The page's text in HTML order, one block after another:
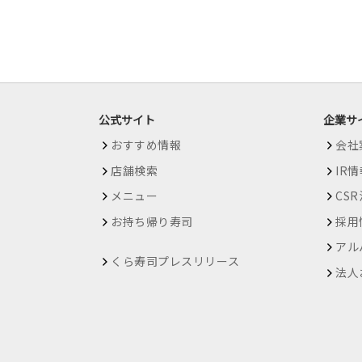
公式サイト
おすすめ情報
店舗検索
メニュー
お持ち帰り寿司
くら寿司プレスリリース
企業サ
会
IR
採
ア
法